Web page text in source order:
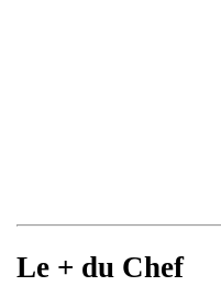
Le + du Chef